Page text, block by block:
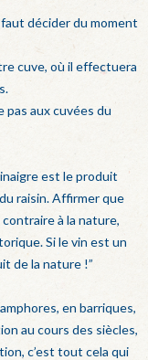
décider du moment
cuve, où il effectuera
pas aux cuvées du
est le produit
raisin. Affirmer que
à la nature,
Si le vin est un
de la nature !”
en barriques,
au cours des siècles,
c’est tout cela qui